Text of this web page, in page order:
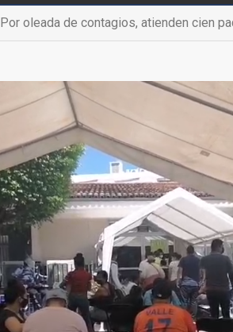
Por oleada de contagios, atienden cien